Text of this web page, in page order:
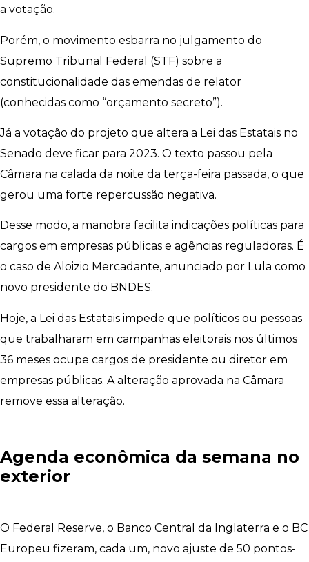
a votação.
Porém, o movimento esbarra no julgamento do
Supremo Tribunal Federal (STF) sobre a
constitucionalidade das emendas de relator
(conhecidas como “orçamento secreto”).
Já a votação do projeto que altera a Lei das Estatais no
Senado deve ficar para 2023. O texto passou pela
Câmara na calada da noite da terça-feira passada, o que
gerou uma forte repercussão negativa.
Desse modo, a manobra facilita indicações políticas para
cargos em empresas públicas e agências reguladoras. É
o caso de Aloizio Mercadante, anunciado por Lula como
novo presidente do BNDES.
Hoje, a Lei das Estatais impede que políticos ou pessoas
que trabalharam em campanhas eleitorais nos últimos
36 meses ocupe cargos de presidente ou diretor em
empresas públicas. A alteração aprovada na Câmara
remove essa alteração.
Agenda econômica da semana no
exterior
O Federal Reserve, o Banco Central da Inglaterra e o BC
Europeu fizeram, cada um, novo ajuste de 50 pontos-